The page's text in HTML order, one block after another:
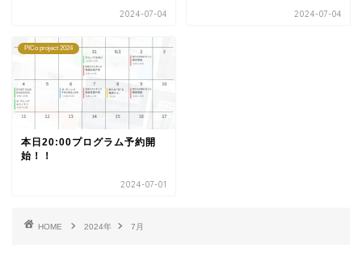
2024-07-04 2024-07-04
PICo project 2024
本日20:00プログラム予約開
始！！
2024-07-01
HOME 2024年 7月